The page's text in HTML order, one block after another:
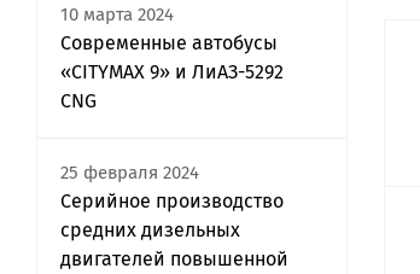
10 марта 2024
Современные автобусы
«CITYMAX 9» и ЛиАЗ-5292
CNG
25 февраля 2024
Серийное производство
средних дизельных
двигателей повышенной